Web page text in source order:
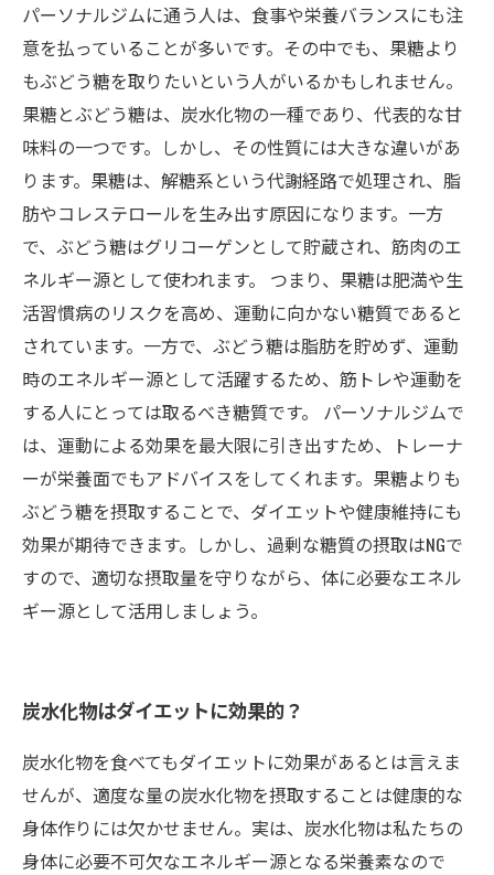
パーソナルジムに通う人は、食事や栄養バランスにも注
意を払っていることが多いです。その中でも、果糖より
もぶどう糖を取りたいという人がいるかもしれません。
果糖とぶどう糖は、炭水化物の一種であり、代表的な甘
味料の一つです。しかし、その性質には大きな違いがあ
ります。果糖は、解糖系という代謝経路で処理され、脂
肪やコレステロールを生み出す原因になります。一方
で、ぶどう糖はグリコーゲンとして貯蔵され、筋肉のエ
ネルギー源として使われます。 つまり、果糖は肥満や生
活習慣病のリスクを高め、運動に向かない糖質であると
されています。一方で、ぶどう糖は脂肪を貯めず、運動
時のエネルギー源として活躍するため、筋トレや運動を
する人にとっては取るべき糖質です。 パーソナルジムで
は、運動による効果を最大限に引き出すため、トレーナ
ーが栄養面でもアドバイスをしてくれます。果糖よりも
ぶどう糖を摂取することで、ダイエットや健康維持にも
効果が期待できます。しかし、過剰な糖質の摂取はNGで
すので、適切な摂取量を守りながら、体に必要なエネル
ギー源として活用しましょう。
炭水化物はダイエットに効果的？
炭水化物を食べてもダイエットに効果があるとは言えま
せんが、適度な量の炭水化物を摂取することは健康的な
身体作りには欠かせません。実は、炭水化物は私たちの
身体に必要不可欠なエネルギー源となる栄養素なので